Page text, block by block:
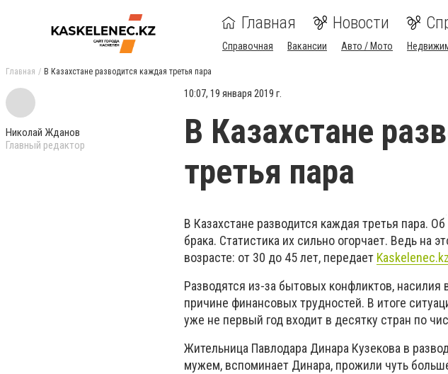
Главная Новости
Справочная Вакансии Авто / Мото
Главная В Казахстане разводится каждая третья пара
Николай Жданов
Главный редактор
10:07, 19 января 2019 г.
В Казахстане
третья пара
В Казахстане разводится каждая третья пара.
брака. Статистика их сильно огорчает. Ведь на
возрасте: от 30 до 45 лет, передает Kaskelenec.kz
Разводятся из-за бытовых конфликтов,
причине финансовых трудностей. В итоге
уже не первый год входит в десятку стран по
Жительница Павлодара Динара Кузекова в
мужем, вспоминает Динара, прожили чуть